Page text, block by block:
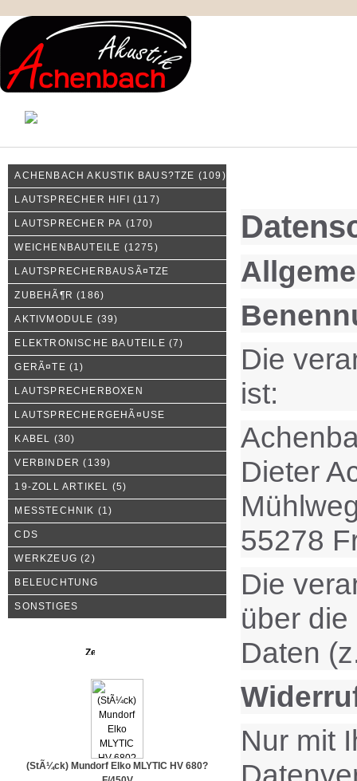
ACHENBACH AKUSTIK BAUS?TZE (109)
LAUTSPRECHER HIFI (117)
LAUTSPRECHER PA (170)
WEICHENBAUTEILE (1275)
LAUTSPRECHERBAUSÃ¤TZE
ZUBEHÃ¶R (186)
AKTIVMODULE (39)
ELEKTRONISCHE BAUTEILE (7)
GERÃ¤TE (1)
LAUTSPRECHERBOXEN
LAUTSPRECHERGEHÃ¤USE
KABEL (30)
VERBINDER (139)
19-ZOLL ARTIKEL (5)
MESSTECHNIK (1)
CDS
WERKZEUG (2)
BELEUCHTUNG
SONSTIGES
(StÃ¼ck) Mundorf Elko MLYTIC HV 680?
Die
ist:
Dieter
55278
Die
über
Daten
Nur mit